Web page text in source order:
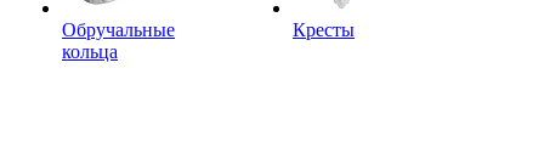
Обручальные
кольца
Кресты